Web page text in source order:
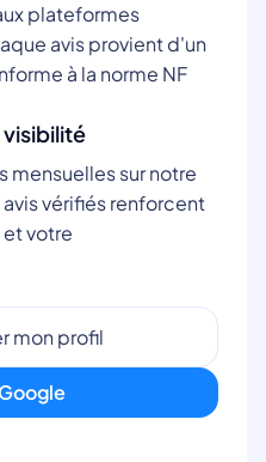
plateformes
avis provient d'un
à la norme NF
mensuelles sur notre
vérifiés renforcent
votre
mon profil